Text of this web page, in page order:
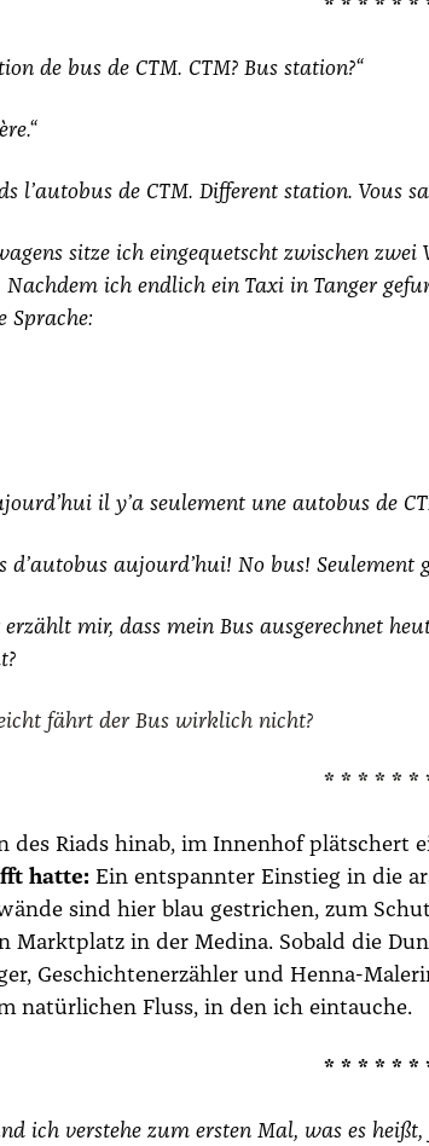
* * * * * *
de bus de CTM. CTM? Bus sta­ti­on?“
l’au­to­bus de CTM. Dif­fe­rent sta­ti­on. Vous
sit­ze ich ein­ge­quetscht zwi­schen
ich end­lich ein Taxi in Tan­ger
Spra­che:
il y’a seu­le­ment une auto­bus de
d’au­to­bus aujour­d’hui! No bus!
mir, dass mein Bus aus­ge­rech­net
fährt der Bus wirk­lich nicht?
* * * * * *
des Riads hin­ab, im Innen­hof
hat­te: Ein ent­spann­ter Ein­stieg in die
sind hier blau gestri­chen, zum
Markt­platz in der Medi­na. Sobald die
Geschich­ten­er­zäh­ler und Hen­na-
natür­li­chen Fluss, in den ich ein­tau­che.
* * * * * *
ich ver­ste­he zum ers­ten Mal, was es